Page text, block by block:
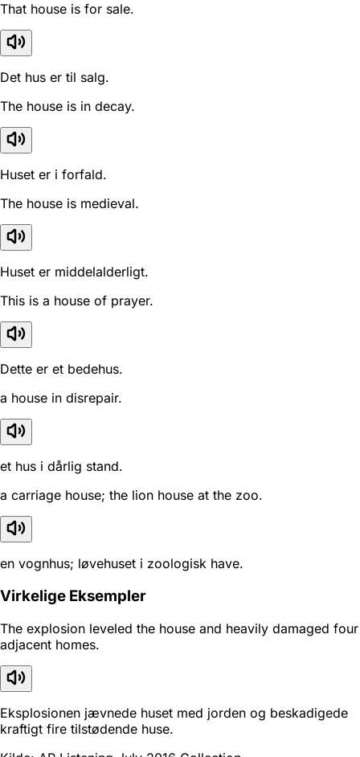
That house is for sale.
Det hus er til salg.
The house is in decay.
Huset er i forfald.
The house is medieval.
Huset er middelalderligt.
This is a house of prayer.
Dette er et bedehus.
a house in disrepair.
et hus i dårlig stand.
a carriage house; the lion house at the zoo.
en vognhus; løvehuset i zoologisk have.
Virkelige Eksempler
The explosion leveled the house and heavily damaged four
adjacent homes.
Eksplosionen jævnede huset med jorden og beskadigede
kraftigt fire tilstødende huse.